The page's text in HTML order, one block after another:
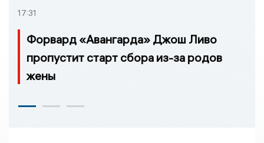
17:31
Форвард «Авангарда» Джош Ливо
пропустит старт сбора из-за родов
жены